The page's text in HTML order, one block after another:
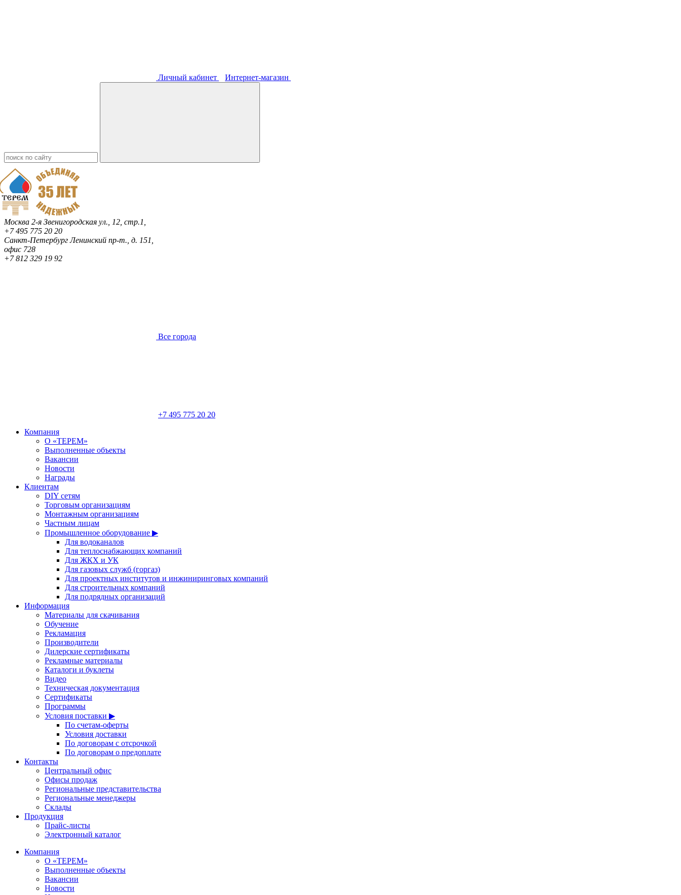
Личный кабинет Интернет-магазин
Москва 2-я Звенигородская ул., 12, стр.1,
+7 495 775 20 20
Санкт-ПетербургЛенинский пр-т., д. 151,
офис 728
+7 812 329 19 92
Все города
+7 495 775 20 20
Компания
О «ТЕРЕМ»
Выполненные объекты
Вакансии
Новости
Награды
Клиентам
DIY сетям
Торговым организациям
Монтажным организациям
Частным лицам
Промышленное оборудование ▶
Для водоканалов
Для теплоснабжающих компаний
Для ЖКХ и УК
Для газовых служб (горгаз)
Для проектных институтов и инжиниринговых компаний
Для строительных компаний
Для подрядных организаций
Информация
Материалы для скачивания
Обучение
Рекламация
Производители
Дилерские сертификаты
Рекламные материалы
Каталоги и буклеты
Видео
Техническая документация
Сертификаты
Программы
Условия поставки ▶
По счетам-оферты
Условия доставки
По договорам с отсрочкой
По договорам о предоплате
Контакты
Центральный офис
Офисы продаж
Региональные представительства
Региональные менеджеры
Склады
Продукция
Прайс-листы
Электронный каталог
Компания
О «ТЕРЕМ»
Выполненные объекты
Вакансии
Новости